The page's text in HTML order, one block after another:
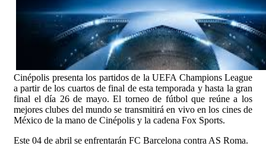
Cinépolis presenta los partidos de la UEFA Champions League
a partir de los cuartos de final de esta temporada y hasta la gran
final el día 26 de mayo. El torneo de fútbol que reúne a los
mejores clubes del mundo se transmitirá en vivo en los cines de
México de la mano de Cinépolis y la cadena Fox Sports.
Este 04 de abril se enfrentarán FC Barcelona contra AS Roma.